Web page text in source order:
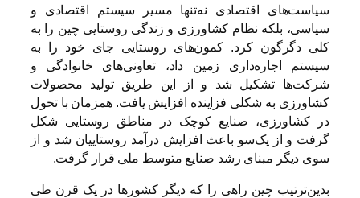
سیاست‌های اقتصادی نه‌تنها مسیر سیستم اقتصادی و
سیاسی، بلکه نظام کشاورزی و زندگی روستایی چین را به
کلی دگرگون کرد. کمون‌های روستایی جای خود را به
سیستم اجاره‌داری زمین داد، تعاونی‌های خانوادگی و
شرکت‌ها تشکیل شد و از این طریق تولید محصولات
کشاورزی به شکلی فزاینده افزایش یافت. همزمان با تحول
در کشاورزی، صنایع کوچک در مناطق روستایی شکل
گرفت و از یک‌سو باعث افزایش درآمد روستاییان شد و از
سوی دیگر مبنای رشد صنایع متوسط ملی قرار گرفت.
بدین‌ترتیب چین راهی را که دیگر کشورها در یک قرن طی